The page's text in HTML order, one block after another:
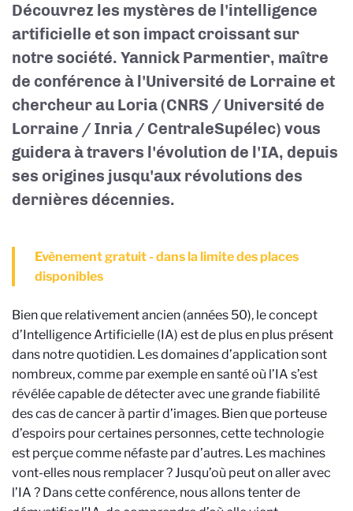
Découvrez les mystères de l'intelligence
artificielle et son impact croissant sur
notre société. Yannick Parmentier, maître
de conférence à l'Université de Lorraine et
chercheur au Loria (CNRS / Université de
Lorraine / Inria / CentraleSupélec) vous
guidera à travers l'évolution de l'IA, depuis
ses origines jusqu'aux révolutions des
dernières décennies.
Evènement gratuit - dans la limite des places
disponibles
Bien que relativement ancien (années 50), le concept
d’Intelligence Artificielle (IA) est de plus en plus présent
dans notre quotidien. Les domaines d’application sont
nombreux, comme par exemple en santé où l’IA s’est
révélée capable de détecter avec une grande fiabilité
des cas de cancer à partir d’images. Bien que porteuse
d’espoirs pour certaines personnes, cette technologie
est perçue comme néfaste par d’autres. Les machines
vont-elles nous remplacer ? Jusqu’où peut on aller avec
l’IA ? Dans cette conférence, nous allons tenter de